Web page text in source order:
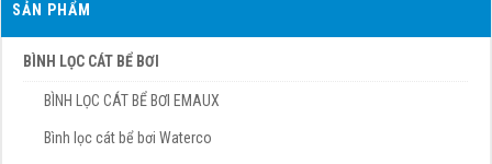
SẢN PHẨM
BÌNH LỌC CÁT BỂ BƠI
BÌNH LỌC CÁT BỂ BƠI EMAUX
Bình lọc cát bể bơi Waterco